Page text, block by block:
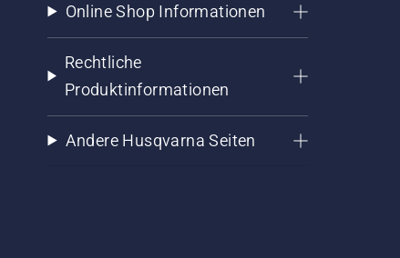
Online Shop Informationen
Rechtliche
Produktinformationen
Andere Husqvarna Seiten